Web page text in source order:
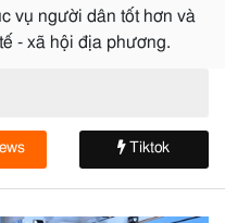
vụ người dân tốt hơn và
- xã hội địa phương.
Tiktok